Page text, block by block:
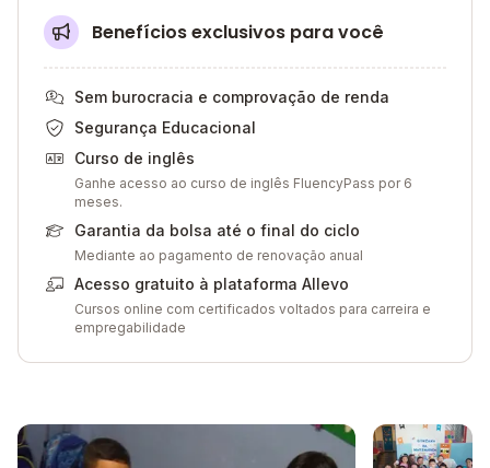
Benefícios exclusivos para você
Sem burocracia e comprovação de renda
Segurança Educacional
Curso de inglês
Ganhe acesso ao curso de inglês FluencyPass por 6
meses.
Garantia da bolsa até o final do ciclo
Mediante ao pagamento de renovação anual
Acesso gratuito à plataforma Allevo
Cursos online com certificados voltados para carreira e
empregabilidade
Galeria de imagem